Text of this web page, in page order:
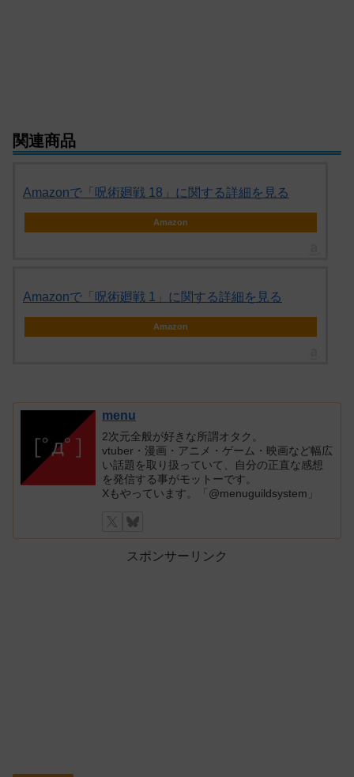
関連商品
Amazonで「呪術廻戦 18」に関する詳細を見る
Amazon
Amazonで「呪術廻戦 1」に関する詳細を見る
Amazon
menu
2次元全般が好きな所謂オタク。
vtuber・漫画・アニメ・ゲーム・映画など幅広
い話題を取り扱っていて、自分の正直な感想
を発信する事がモットーです。
Xもやっています。「@menuguildsystem」
スポンサーリンク